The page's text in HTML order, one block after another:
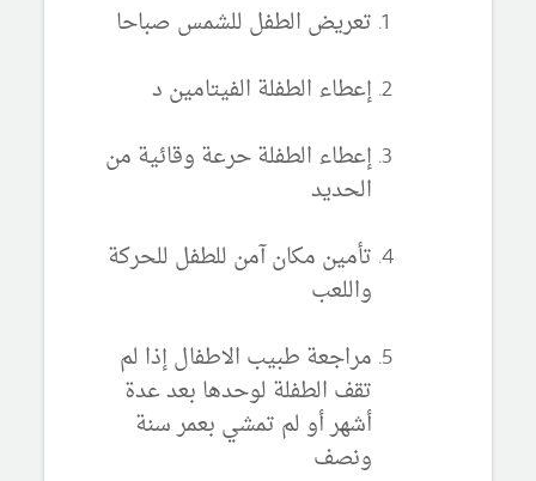
تعريض الطفل للشمس صباحا
إعطاء الطفلة الفيتامين د
إعطاء الطفلة حرعة وقائية من
الحديد
تأمين مكان آمن للطفل للحركة
واللعب
مراجعة طبيب الاطفال إذا لم
تقف الطفلة لوحدها بعد عدة
أشهر أو لم تمشي بعمر سنة
ونصف